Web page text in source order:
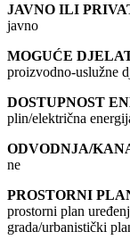
JAVNO ILI
javno
MOGUĆE
proizvodno-uslužne
DOSTUPNOST
plin/električna
ODVODNJA/
ne
PROSTORNI
prostorni plan
grada/urbanistički